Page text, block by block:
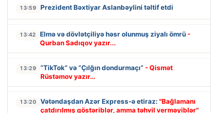
13:59 Prezident Bəxtiyar Aslanbəylini təltif etdi
13:42 Elmə və dövlətçiliyə həsr olunmuş ziyalı ömrü -
Qurban Sadıqov yazır...
13:29 “TikTok” və “Çılğın dondurmaçı” - Qismət
Rüstəmov yazır…
13:20 Vətəndaşdan Azər Express-ə etiraz: "Bağlamanı
çatdırılmış göstəriblər, amma təhvil verməyiblər"